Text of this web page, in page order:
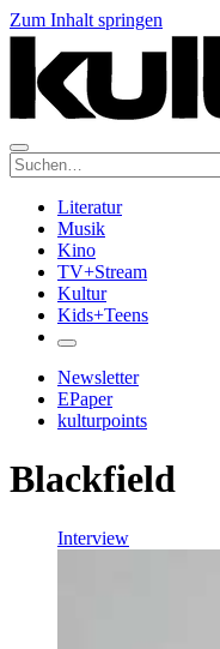
Zum Inhalt springen
Suche:
Literatur
Musik
Kino
TV+Stream
Kultur
Kids+Teens
Newsletter
EPaper
kulturpoints
Blackfield
Interview